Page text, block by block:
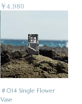
価格
￥4,980
＃014 Single Flower
Vase